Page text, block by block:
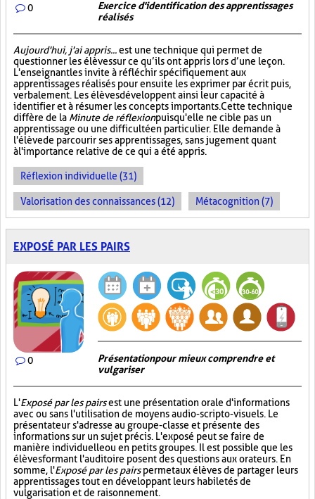
0
Exercice d'identification des apprentissages
réalisés
Aujourd'hui, j'ai appris...est une technique qui permet de
questionner les élèves sur ce qu’ils ont appris lors d’une leçon.
L'enseignant les invite à réfléchir spécifiquement aux
apprentissages réalisés pour ensuite les exprimer par écrit puis,
verbalement. Les élèves développent ainsi leur capacité à
identifier et à résumer les concepts importants. Cette technique
diffère de la Minute de réflexionpuisqu'elle ne cible pas un
apprentissage ou une difficulté en particulier. Elle demande à
l'élève de parcourir ses apprentissages, sans jugement quant
à l'importance relative de ce qui a été appris.
Réflexion individuelle (31)
Valorisation des connaissances (12) Métacognition (7)
EXPOSÉ PAR LES PAIRS
0
Présentation pour mieux comprendre et
vulgariser
L'Exposé par les pairsest une présentation orale d'informations
avec ou sans l'utilisation de moyens audio-scripto-visuels. Le
présentateur s'adresse au groupe-classe et présente des
informations sur un sujet précis. L'exposé peut se faire de
manière individuelle ou en petits groupes. Il est possible que les
élèves formant l'auditoire posent des questions aux orateurs. En
somme, l'Exposé par les pairspermet aux élèves de partager leurs
apprentissages tout en développant leurs habiletés de
vulgarisation et de raisonnement.